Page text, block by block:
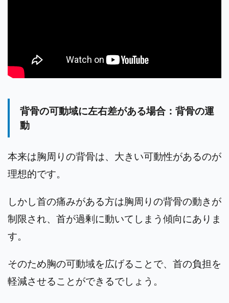
背骨の可動域に左右差がある場合：背骨の運
動
本来は胸周りの背骨は、大きい可動性があるのが
理想的です。
しかし首の痛みがある方は胸周りの背骨の動きが
制限され、首が過剰に動いてしまう傾向にありま
す。
そのため胸の可動域を広げることで、首の負担を
軽減させることができるでしょう。